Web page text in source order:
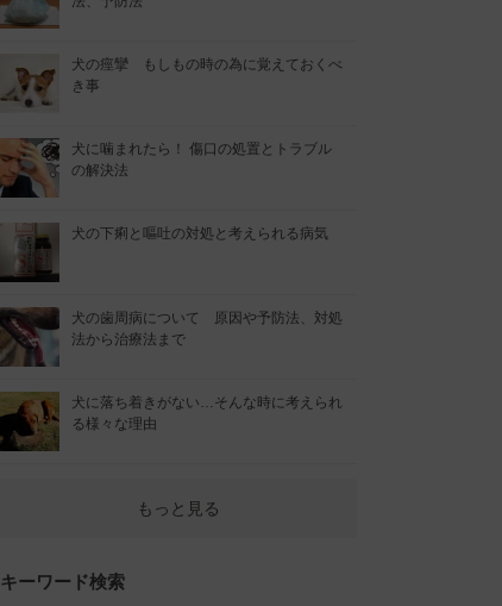
犬の痙攣 もしもの時の為に覚えておくべ
き事
犬に噛まれたら！ 傷口の処置とトラブル
の解決法
犬の下痢と嘔吐の対処と考えられる病気
犬の歯周病について 原因や予防法、対処
法から治療法まで
犬に落ち着きがない…そんな時に考えられ
る様々な理由
もっと見る
キーワード検索